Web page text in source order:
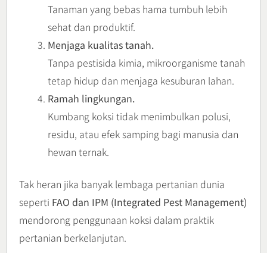
Tanaman yang bebas hama tumbuh lebih
sehat dan produktif.
Menjaga kualitas tanah.
Tanpa pestisida kimia, mikroorganisme tanah
tetap hidup dan menjaga kesuburan lahan.
Ramah lingkungan.
Kumbang koksi tidak menimbulkan polusi,
residu, atau efek samping bagi manusia dan
hewan ternak.
Tak heran jika banyak lembaga pertanian dunia
seperti FAO dan IPM (Integrated Pest Management)
mendorong penggunaan koksi dalam praktik
pertanian berkelanjutan.